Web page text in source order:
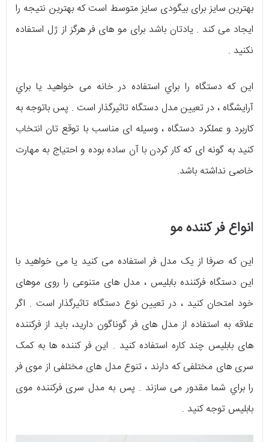
بهترین سایز برای بیگودی سایز متوسط است که بهترین نتیجه را
ایجاد می‌ کند . یادتان باشد برای مو های فر هرگز از ژل استفاده
نکنید .
این که دستگاه را براي استفاده در خانه می خواهید یا براي
آرایشگاه ، در تعيين مدل دستگاه تاثیرگذار است . پس باتوجه به
کاربرد و عملکرد دستگاه ، وسیله ای مناسب با توقع تان انتخاب
کنید به گونه ای که کار کردن با آن ساده بوده و احتیاج به مهارت
خاصی نداشته باشد.
انواع فر کننده مو
این که صرفا از یک مدل فر استفاده می کنید یا می خواهید با
این دستگاه فرکننده بابلیس ، مدل های متنوعی را روی موهای
خود امتحان کنید ، در تعيين نوع دستگاه تاثیرگذار است . اگر
علاقه به استفاده از مدل های فر گوناگون دارید، باید از فرکننده
های بابلیس چند کاره استفاده کنید . این فر کننده ها به کمک
سری های مختلفی که دارند ، تنوع مدل های مختلفی از موی فر
را براي شما مقدور می سازند . پس به مدل سری فرکننده موی
بابلیس توجه کنید .